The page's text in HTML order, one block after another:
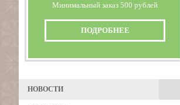
Минимальный заказ 500 рублей
ПОДРОБНЕЕ
НОВОСТИ